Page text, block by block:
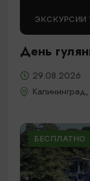
ЭКСКУРСИИ
День
29.08.2026
БЕСПЛАТНО